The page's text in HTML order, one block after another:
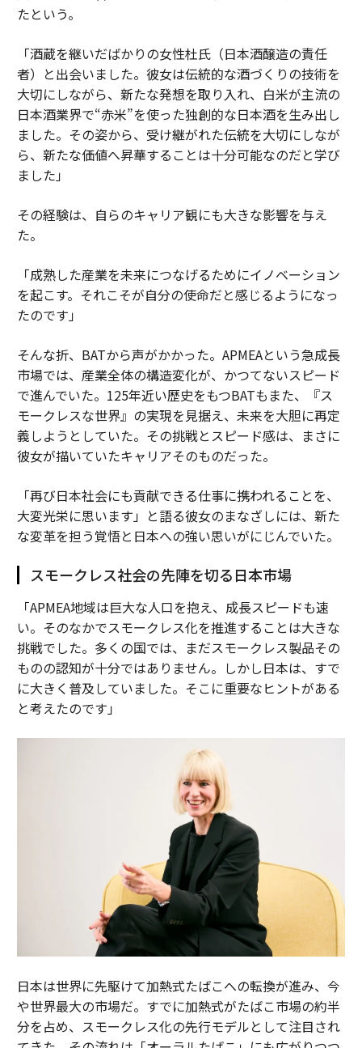
たという。
「酒蔵を継いだばかりの女性杜氏（日本酒醸造の責任
者）と出会いました。彼女は伝統的な酒づくりの技術を
大切にしながら、新たな発想を取り入れ、白米が主流の
日本酒業界で“赤米”を使った独創的な日本酒を生み出し
ました。その姿から、受け継がれた伝統を大切にしなが
ら、新たな価値へ昇華することは十分可能なのだと学び
ました」
その経験は、自らのキャリア観にも大きな影響を与え
た。
「成熟した産業を未来につなげるためにイノベーション
を起こす。それこそが自分の使命だと感じるようになっ
たのです」
そんな折、BATから声がかかった。APMEAという急成長
市場では、産業全体の構造変化が、かつてないスピード
で進んでいた。125年近い歴史をもつBATもまた、『ス
モークレスな世界』の実現を見据え、未来を大胆に再定
義しようとしていた。その挑戦とスピード感は、まさに
彼女が描いていたキャリアそのものだった。
「再び日本社会にも貢献できる仕事に携われることを、
大変光栄に思います」と語る彼女のまなざしには、新た
な変革を担う覚悟と日本への強い思いがにじんでいた。
スモークレス社会の先陣を切る日本市場
「APMEA地域は巨大な人口を抱え、成長スピードも速
い。そのなかでスモークレス化を推進することは大きな
挑戦でした。多くの国では、まだスモークレス製品その
ものの認知が十分ではありません。しかし日本は、すで
に大きく普及していました。そこに重要なヒントがある
と考えたのです」
日本は世界に先駆けて加熱式たばこへの転換が進み、今
や世界最大の市場だ。すでに加熱式がたばこ市場の約半
分を占め、スモークレス化の先行モデルとして注目され